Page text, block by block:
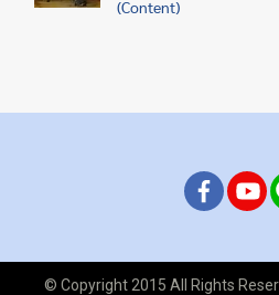
(Content)
© Copyright 2015 All Rights